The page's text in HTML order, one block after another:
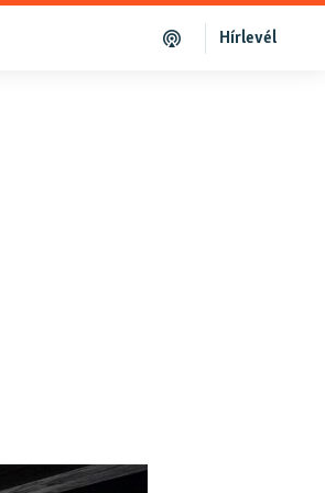
Hírlevél